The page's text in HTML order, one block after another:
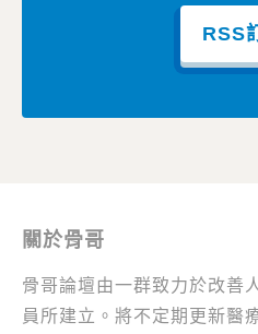
RSS
關於骨哥
骨哥論壇由一群致力於改善
員所建立。將不定期更新醫